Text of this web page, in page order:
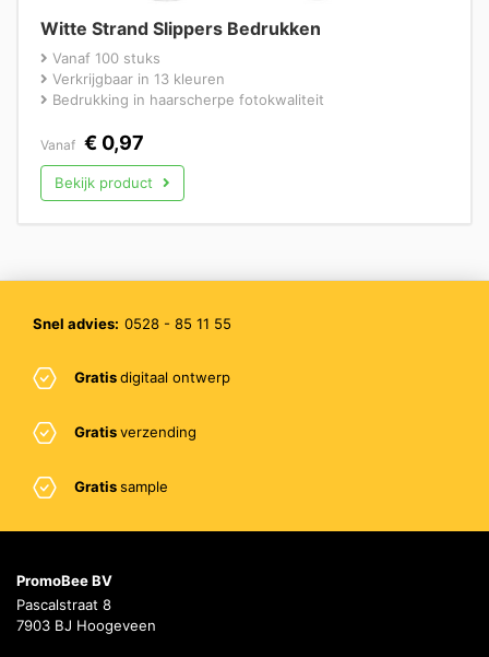
Witte Strand Slippers Bedrukken
Vanaf 100 stuks
Verkrijgbaar in 13 kleuren
Bedrukking in haarscherpe fotokwaliteit
Vanaf € 0,97
Bekijk product
Snel advies: 0528 - 85 11 55
Gratisdigitaal ontwerp
Gratisverzending
Gratissample
PromoBee BV
Pascalstraat 8
7903 BJ Hoogeveen